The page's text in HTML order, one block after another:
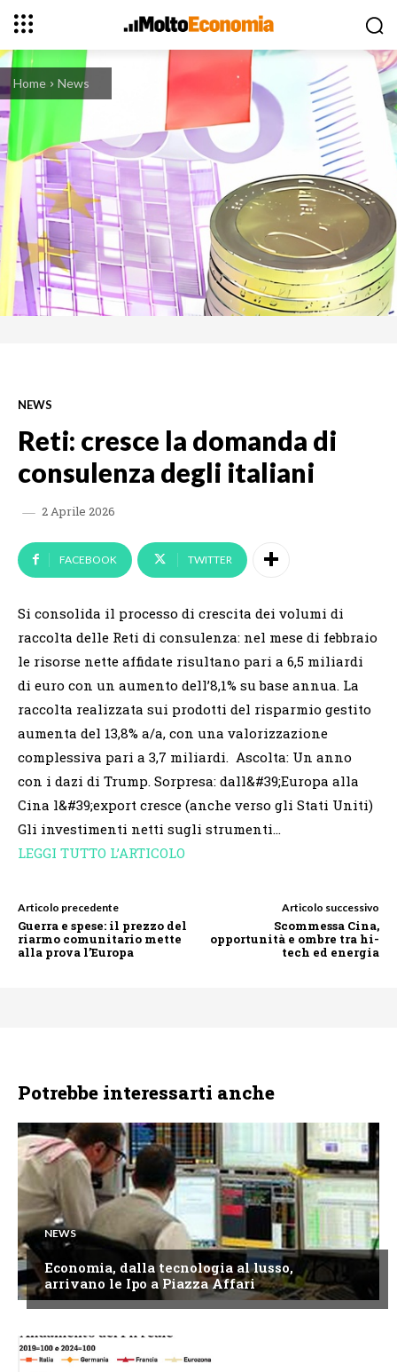
Home News
NEWS
Reti: cresce la domanda di
consulenza degli italiani
2 Aprile 2026
FACEBOOK TWITTER
Si consolida il processo di crescita dei volumi di
raccolta delle Reti di consulenza: nel mese di febbraio
le risorse nette affidate risultano pari a 6,5 miliardi
di euro con un aumento dell’8,1% su base annua. La
raccolta realizzata sui prodotti del risparmio gestito
aumenta del 13,8% a/a, con una valorizzazione
complessiva pari a 3,7 miliardi. Ascolta: Un anno
con i dazi di Trump. Sorpresa: dall&#39;Europa alla
Cina l&#39;export cresce (anche verso gli Stati Uniti)
Gli investimenti netti sugli strumenti…
LEGGI TUTTO L’ARTICOLO
Articolo precedente
Guerra e spese: il prezzo del
riarmo comunitario mette
alla prova l’Europa
Articolo successivo
Scommessa Cina,
opportunità e ombre tra hi-
tech ed energia
Potrebbe interessarti anche
NEWS
Economia, dalla tecnologia al lusso,
arrivano le Ipo a Piazza Affari